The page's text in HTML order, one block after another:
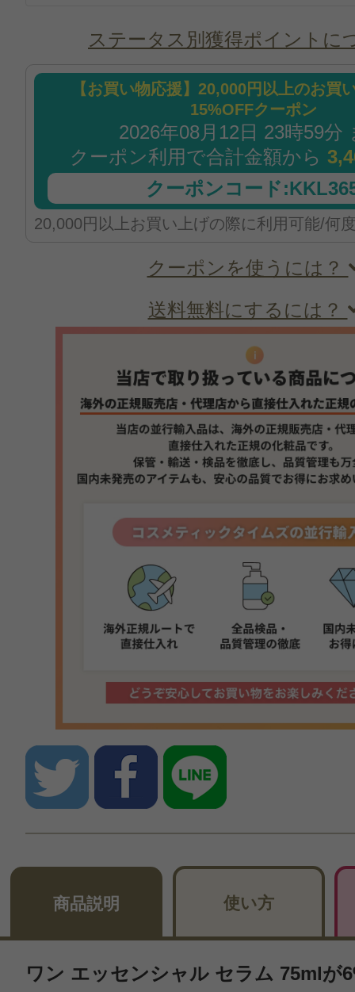
ステータス別獲得ポイントに
【お買い物応援】20,000円以上のお買
15%OFFクーポン
2026年08月12日 23時59分
クーポン利用で合計金額から
クーポンコード
20,000円以上お買い上げの際に利用可能/何
クーポンを使うには？
送料無料にするには？
商品説明 使い方
ワン エッセンシャル セラム 75mlが